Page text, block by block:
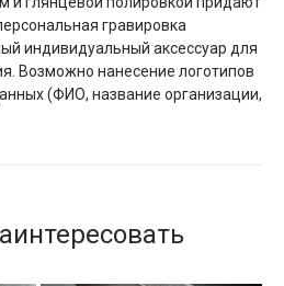
гравировка
индивидуальный аксессуар для
Возможно нанесение логотипов
(ФИО, название организации,